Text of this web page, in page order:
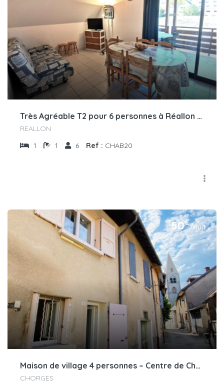
Très Agréable T2 pour 6 personnes à Réallon CHAB20
REALLON
1
1 6 Ref : CHAB20
50€/nuit
Maison de village 4 personnes – Centre de Chorges
CHORGES